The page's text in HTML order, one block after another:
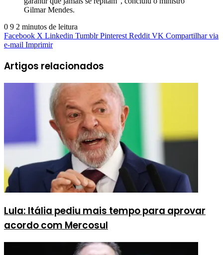
Gilmar Mendes.
0 9 2 minutos de leitura
Facebook X Linkedin Tumblr Pinterest Reddit VK Compartilhar via
e-mail Imprimir
Artigos relacionados
Lula: Itália pediu mais tempo para aprovar
acordo com Mercosul